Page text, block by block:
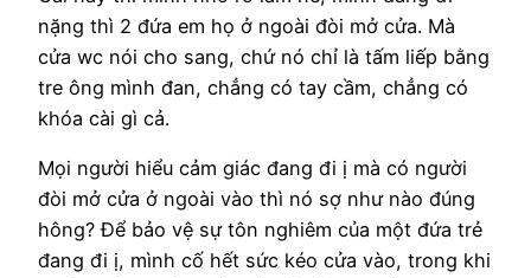
nặng thì 2 đứa em họ ở ngoài đòi mở cửa. Mà
cửa wc nói cho sang, chứ nó chỉ là tấm liếp bằng
tre ông mình đan, chẳng có tay cầm, chẳng có
khóa cài gì cả.
Mọi người hiểu cảm giác đang đi ị mà có người
đòi mở cửa ở ngoài vào thì nó sợ như nào đúng
hông? Để bảo vệ sự tôn nghiêm của một đứa trẻ
đang đi ị, mình cố hết sức kéo cửa vào, trong khi